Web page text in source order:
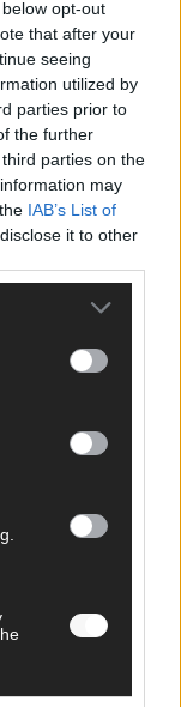
opt-out
that after your
seeing
utilized by
parties prior to
the further
parties on the
may
IAB’s List of
it to other
digitale
Redaktion
das Geschehen
Wir verbinden
modernen
den Menschen.
und eine
Wir prüfen
Beleidigungen,
Es